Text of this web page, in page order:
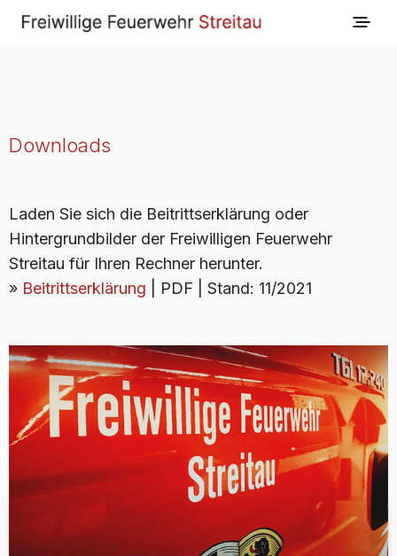
Downloads
Laden Sie sich die Beitrittserklärung oder
Hintergrundbilder der Freiwilligen Feuerwehr
Streitau für Ihren Rechner herunter.
» Beitrittserklärung | PDF | Stand: 11/2021